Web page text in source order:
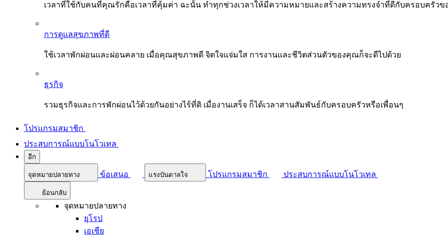
เวลาที่ใช้กับคนที่คุณรักคือเวลาที่คุ้มค่า ฉะนั้น ทำทุกช่วงเวลาให้มีความหมายและสร้างความทรงจำที่ดีกับครอบครัว
การดูแลสุขภาพที่ดี
ใช้เวลาพักผ่อนและผ่อนคลาย เมื่อคุณสุขภาพดี จิตใจแจ่มใส การงานและชีวิตส่วนตัวของคุณก็จะดีไปด้วย
ธุรกิจ
รวมธุรกิจและการพักผ่อนไว้ด้วยกันอย่างไร้ที่ติ เมื่องานเสร็จ ก็ได้เวลาสานสัมพันธ์กับครอบครัวหรือเพื่อนๆ
โปรแกรมสมาชิก
ประสบการณ์แบบโนโวเทล
อีก
จุดหมายปลายทาง ข้อเสนอ แรงบันดาลใจ โปรแกรมสมาชิก ประสบการณ์แบบโนโวเทล
ย้อนกลับ
จุดหมายปลายทาง
ยุโรป
เอเชีย